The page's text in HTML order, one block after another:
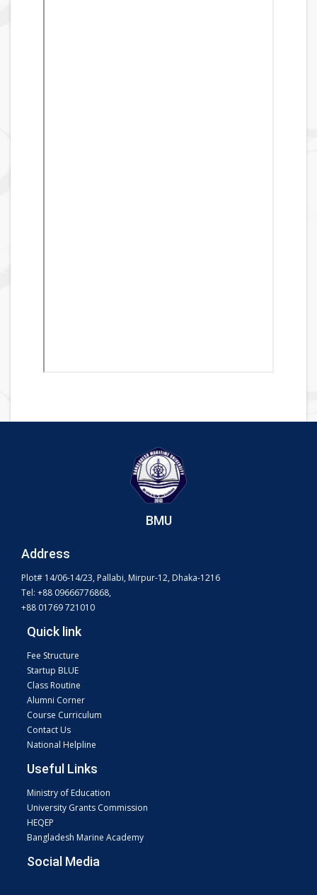
BMU
Address
Plot# 14/06-14/23, Pallabi, Mirpur-12, Dhaka-1216
Tel: +88 09666776868,
+88 01769 721010
Quick link
Fee Structure
Startup BLUE
Class Routine
Alumni Corner
Course Curriculum
Contact Us
National Helpline
Useful Links
Ministry of Education
University Grants Commission
HEQEP
Bangladesh Marine Academy
Social Media